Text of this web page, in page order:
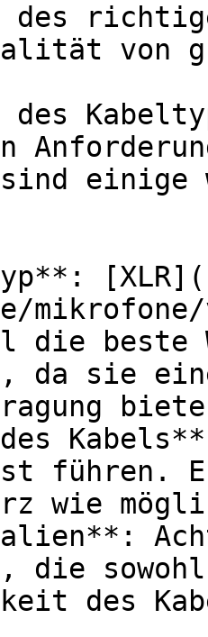
des
von
des
einige
die beste
da sie
führen.
wie
die
des